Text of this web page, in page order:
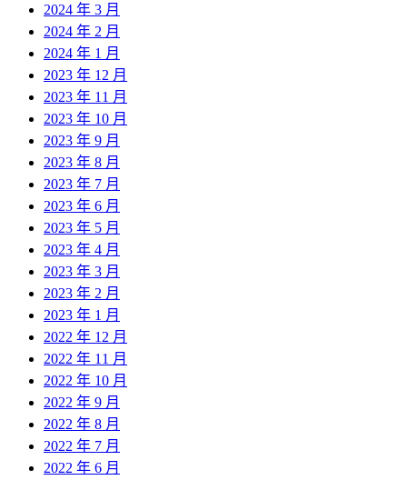
2024 年 3 月
2024 年 2 月
2024 年 1 月
2023 年 12 月
2023 年 11 月
2023 年 10 月
2023 年 9 月
2023 年 8 月
2023 年 7 月
2023 年 6 月
2023 年 5 月
2023 年 4 月
2023 年 3 月
2023 年 2 月
2023 年 1 月
2022 年 12 月
2022 年 11 月
2022 年 10 月
2022 年 9 月
2022 年 8 月
2022 年 7 月
2022 年 6 月